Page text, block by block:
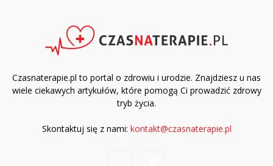
Czasnaterapie.pl to portal o zdrowiu i urodzie. Znajdziesz u nas
wiele ciekawych artykułów, które pomogą Ci prowadzić zdrowy
tryb życia.
Skontaktuj się z nami: kontakt@czasnaterapie.pl